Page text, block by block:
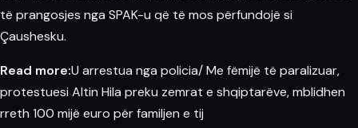
të prangosjes nga SPAK-u që të mos përfundojë si
Çaushesku.
Read more:U arrestua nga policia/ Me fëmijë të paralizuar,
protestuesi Altin Hila preku zemrat e shqiptarëve, mblidhen
rreth 100 mijë euro për familjen e tij